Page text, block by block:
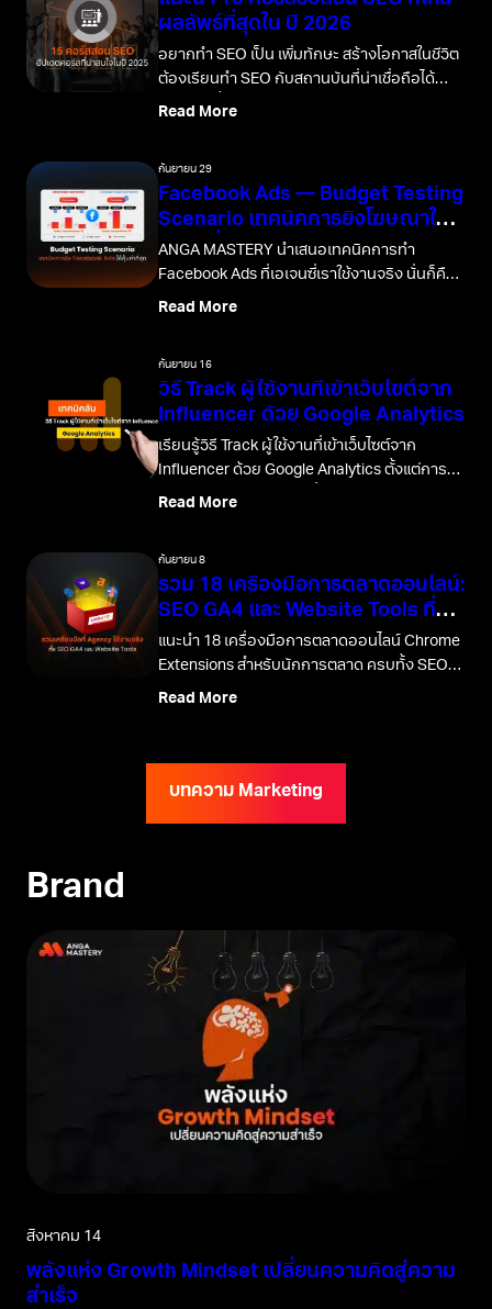
ผลลัพธ์ที่สุดใน ปี 2026
อยากทำ SEO เป็น เพิ่มทักษะ สร้างโอกาสในชีวิต
ต้องเรียนทำ SEO กับสถานบันที่น่าเชื่อถือได้
บทความนี้แจก 15 คอร์สสอน SEO ที่มีคุณภาพ
Read More
กันยายน 29
Facebook Ads — Budget Testing
Scenario เทคนิคการยิงโฆษณาให้
คุ้มค่าที่สุด
ANGA MASTERY นำเสนอเทคนิคการทำ
Facebook Ads ที่เอเจนซี่เราใช้งานจริง นั่นก็คือ
การทำ Budget Testing Scenario เพื่อยิง
Read More
กันยายน 16
วิธี Track ผู้ใช้งานที่เข้าเว็บไซต์จาก
Influencer ด้วย Google Analytics
เรียนรู้วิธี Track ผู้ใช้งานที่เข้าเว็บไซต์จาก
Influencer ด้วย Google Analytics ตั้งแต่การ
สร้าง UTM ไปจนถึงการตั้งค่า Channel Group
Read More
กันยายน 8
รวม 18 เครื่องมือการตลาดออนไลน์:
SEO GA4 และ Website Tools ที่
คุณต้องมี
แนะนำ 18 เครื่องมือการตลาดออนไลน์ Chrome
Extensions สำหรับนักการตลาด ครบทั้ง SEO
Tools, Website Tools และ Analytics Tools
Read More
บทความ Marketing
Brand
สิงหาคม 14
พลังแห่ง Growth Mindset เปลี่ยนความคิดสู่ความ
สำเร็จ